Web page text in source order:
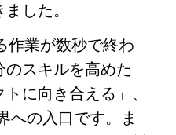
した。
作業が数秒で終わ
のスキルを高めた
に向き合える」、
への入口です。ま